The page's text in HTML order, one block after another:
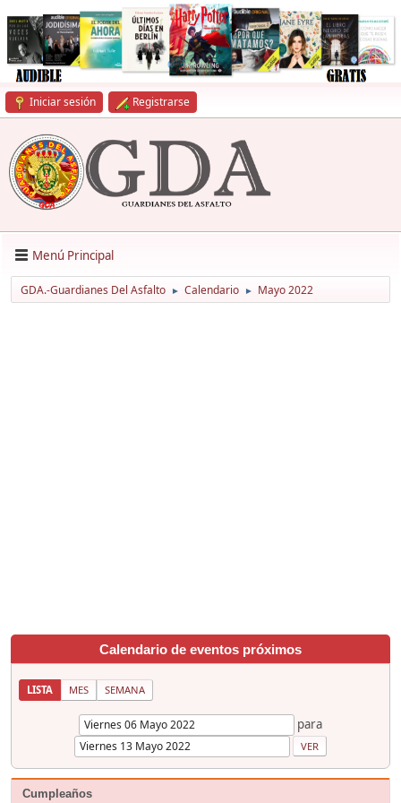
Iniciar sesión Registrarse
Menú Principal
GDA.-Guardianes Del Asfalto ► Calendario ► Mayo 2022
Calendario de eventos próximos
LISTA MES SEMANA
para
Cumpleaños